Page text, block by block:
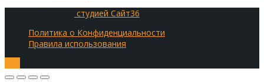
студией Сайт36
Политика о Конфиденциальности
Правила использования